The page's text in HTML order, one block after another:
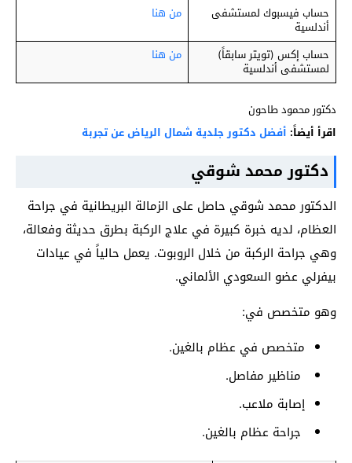
حساب فيسبوك لمستشفى
أندلسية
من هنا
حساب إكس (تويتر سابقاً)
لمستشفى أندلسية
من هنا
دكتور محمود طاحون
اقرأ أيضاً: أفضل دكتور جلدية شمال الرياض عن تجربة
دكتور محمد شوقي
الدكتور محمد شوقي حاصل على الزمالة البريطانية في جراحة
العظام، لديه خبرة كبيرة في علاج الركبة بطرق حديثة وفعالة،
وهي جراحة الركبة من خلال الروبوت. يعمل حالياً في عيادات
بيفرلي عضو السعودي الألماني.
وهو متخصص في:
متخصص في عظام بالغين.
مناظير مفاصل.
إصابة ملاعب.
جراحة عظام بالغين.